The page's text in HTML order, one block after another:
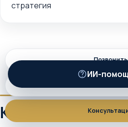
стратегия
Какие задачи
Позвонить
ИИ
ИИ-